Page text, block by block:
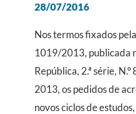
28/07/2016
Nos termos fixados
1019/2013, publicada
República, 2.ª série,
2013, os pedidos de
novos ciclos de